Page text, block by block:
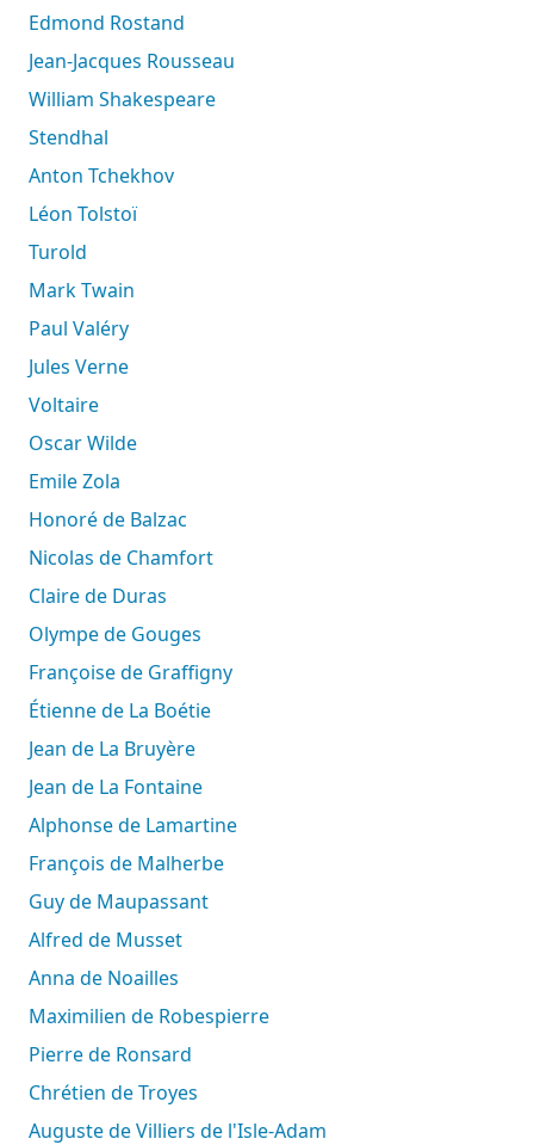
Edmond Rostand
Jean-Jacques Rousseau
William Shakespeare
Stendhal
Anton Tchekhov
Léon Tolstoï
Turold
Mark Twain
Paul Valéry
Jules Verne
Voltaire
Oscar Wilde
Emile Zola
Honoré de Balzac
Nicolas de Chamfort
Claire de Duras
Olympe de Gouges
Françoise de Graffigny
Étienne de La Boétie
Jean de La Bruyère
Jean de La Fontaine
Alphonse de Lamartine
François de Malherbe
Guy de Maupassant
Alfred de Musset
Anna de Noailles
Maximilien de Robespierre
Pierre de Ronsard
Chrétien de Troyes
Auguste de Villiers de l'Isle-Adam